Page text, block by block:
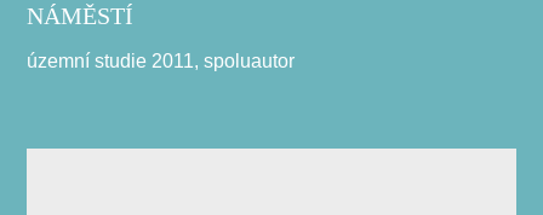
NÁMĚSTÍ
územní studie 2011, spoluautor